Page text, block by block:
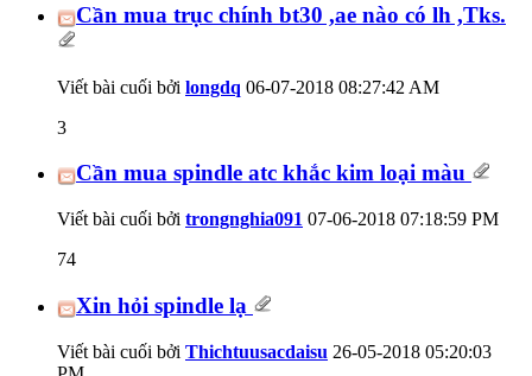
Cần mua trục chính bt30 ,ae nào có lh ,Tks.
Viết bài cuối bởi longdq 06-07-2018 08:27:42 AM
3
Cần mua spindle atc khắc kim loại màu
Viết bài cuối bởi trongnghia091 07-06-2018 07:18:59 PM
74
Xin hỏi spindle lạ
Viết bài cuối bởi Thichtuusacdaisu 26-05-2018 05:20:03